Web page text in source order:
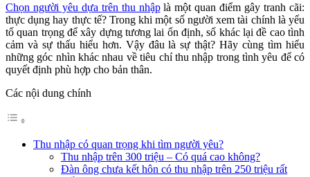
Chọn người yêu dựa trên thu nhậplà một quan điểm gây tranh cãi:
thực dụng hay thực tế? Trong khi một số người xem tài chính là yếu
tố quan trọng để xây dựng tương lai ổn định, số khác lại đề cao tình
cảm và sự thấu hiểu hơn. Vậy đâu là sự thật? Hãy cùng tìm hiểu
những góc nhìn khác nhau về tiêu chí thu nhập trong tình yêu để có
quyết định phù hợp cho bản thân.
Các nội dung chính
Thu nhập có quan trọng khi tìm người yêu?
Thu nhập trên 300 triệu – Có quá cao không?
Đàn ông chưa kết hôn có thu nhập trên 250 triệu rất